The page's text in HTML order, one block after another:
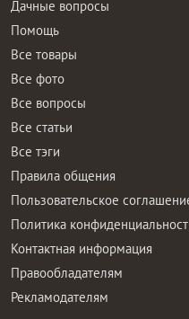
Дачные вопросы
Помощь
Все товары
Все фото
Все вопросы
Все статьи
Все тэги
Правила общения
Пользовательское
Политика
Контактная информация
Правообладателям
Рекламодателям